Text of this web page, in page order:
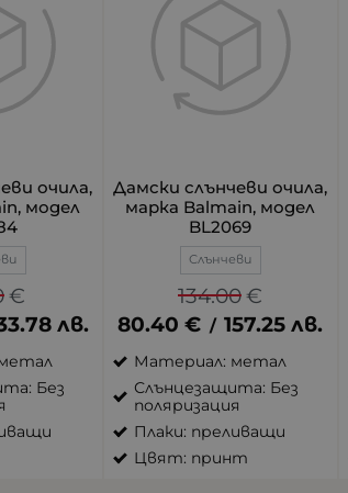
очила,
модел
€
лв.
Без
Дамски слънчеви очила,
марка Balmain, модел
BL2069
Слънчеви
134.00€
80.40 € / 157.25 лв.
Материал: метал
Слънцезащита: Без
поляризация
Плаки: преливащи
Цвят: принт